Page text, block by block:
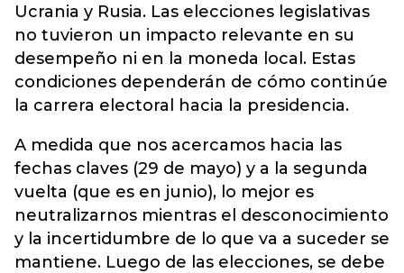
Ucrania y Rusia. Las elecciones legislativas
no tuvieron un impacto relevante en su
desempeño ni en la moneda local. Estas
condiciones dependerán de cómo continúe
la carrera electoral hacia la presidencia.
A medida que nos acercamos hacia las
fechas claves (29 de mayo) y a la segunda
vuelta (que es en junio), lo mejor es
neutralizarnos mientras el desconocimiento
y la incertidumbre de lo que va a suceder se
mantiene. Luego de las elecciones, se debe